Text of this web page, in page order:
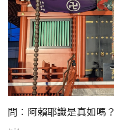
問：阿賴耶識是真如嗎？